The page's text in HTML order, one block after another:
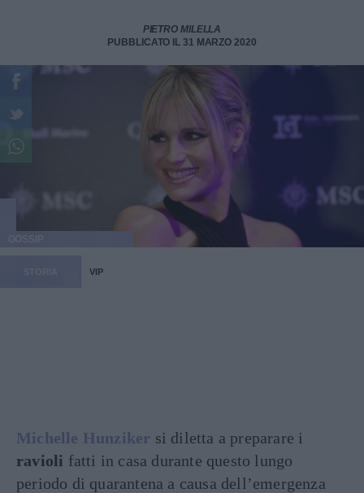
PIETRO MILELLA
PUBBLICATO IL 31 MARZO 2020
VIP
Michelle Hunziker si diletta a preparare i
ravioli fatti in casa durante questo lungo
periodo di quarantena a causa dell’emergenza